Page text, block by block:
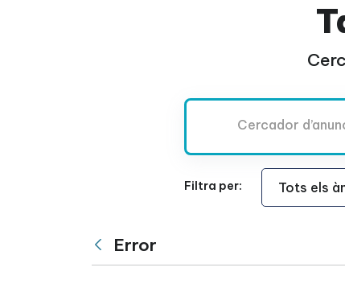
Filtra per:
Àmbit
Vés enrere
Error